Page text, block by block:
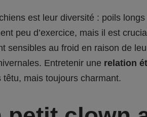
est leur diversité : poils
peu d’exercice, mais il est
sensibles au froid en raison de
Entretenir une relation
têtu, mais toujours charmant.